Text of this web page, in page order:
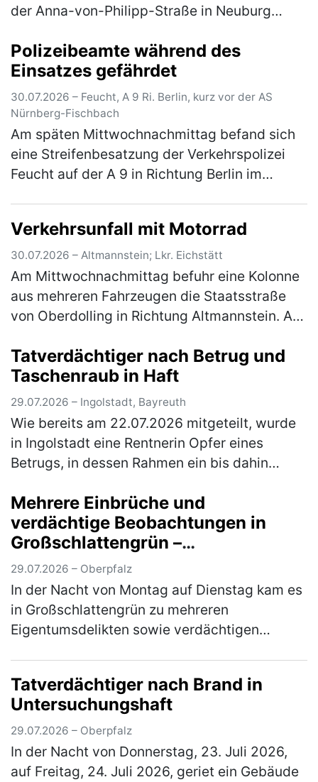
der Anna-von-Philipp-Straße in Neuburg
Kräfte der Feuerwehr konnten den B…
Polizeibeamte während des
Einsatzes gefährdet
30.07.2026 – Feucht, A 9 Ri. Berlin, kurz vor der AS
Nürnberg-Fischbach
Am späten Mittwochnachmittag befand sich
eine Streifenbesatzung der Verkehrspolizei
Feucht auf der A 9 in Richtung Berlin im
Verkehrsunfall mit Motorrad
30.07.2026 – Altmannstein; Lkr. Eichstätt
Am Mittwochnachmittag befuhr eine Kolonne
aus mehreren Fahrzeugen die Staatsstraße
von Oberdolling in Richtung Altmannstein. Aus
Richtung Mendorf ab, die nachfolg…(mehr)
Tatverdächtiger nach Betrug und
Taschenraub in Haft
29.07.2026 – Ingolstadt, Bayreuth
Wie bereits am 22.07.2026 mitgeteilt, wurde
in Ingolstadt eine Rentnerin Opfer eines
Betrugs, in dessen Rahmen ein bis dahin
Zeugenaufruf hin meldeten sic…
Mehrere Einbrüche und
verdächtige Beobachtungen in
Großschlattengrün –
Kriminalpolizei prüft
Tatzusammenhänge
29.07.2026 – Oberpfalz
In der Nacht von Montag auf Dienstag kam es
in Großschlattengrün zu mehreren
Eigentumsdelikten sowie verdächtigen
ein Fl…(mehr)
Tatverdächtiger nach Brand in
Untersuchungshaft
29.07.2026 – Oberpfalz
In der Nacht von Donnerstag, 23. Juli 2026,
auf Freitag, 24. Juli 2026, geriet ein Gebäude